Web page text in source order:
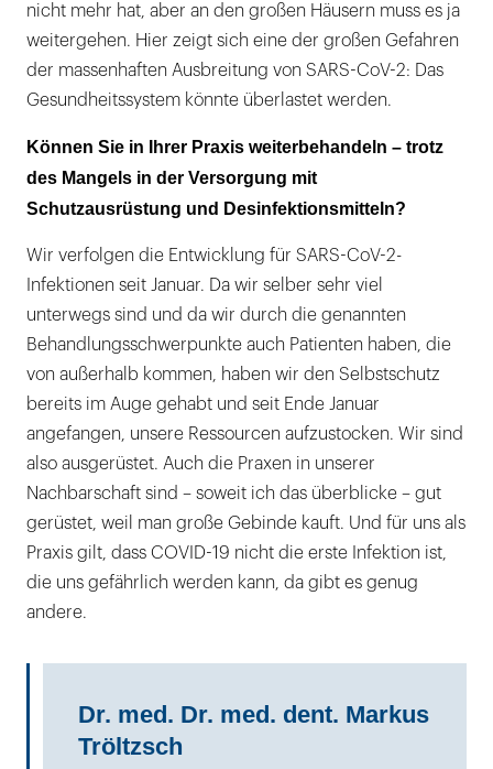
nicht mehr hat, aber an den großen Häusern muss es ja
weitergehen. Hier zeigt sich eine der großen Gefahren
der massenhaften Ausbreitung von SARS-CoV-2: Das
Gesundheitssystem könnte überlastet werden.
Können Sie in Ihrer Praxis weiterbehandeln – trotz
des Mangels in der Versorgung mit
Schutzausrüstung und Desinfektionsmitteln?
Wir verfolgen die Entwicklung für SARS-CoV-2-
Infektionen seit Januar. Da wir selber sehr viel
unterwegs sind und da wir durch die genannten
Behandlungsschwerpunkte auch Patienten haben, die
von außerhalb kommen, haben wir den Selbstschutz
bereits im Auge gehabt und seit Ende Januar
angefangen, unsere Ressourcen aufzustocken. Wir sind
also ausgerüstet. Auch die Praxen in unserer
Nachbarschaft sind – soweit ich das überblicke – gut
gerüstet, weil man große Gebinde kauft. Und für uns als
Praxis gilt, dass COVID-19 nicht die erste Infektion ist,
die uns gefährlich werden kann, da gibt es genug
andere.
Dr. med. Dr. med. dent. Markus
Tröltzsch